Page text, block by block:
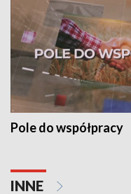
Pole do współpracy
INNE